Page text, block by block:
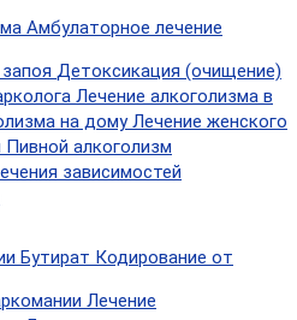
Амбулаторное лечение
Детоксикация (очищение)
Лечение алкоголизма в
на дому Лечение женского
Пивной алкоголизм
зависимостей
Бутират Кодирование от
Лечение